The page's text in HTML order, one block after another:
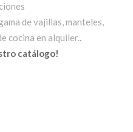
de vajillas, manteles,
cocina en alquiler..
catálogo!